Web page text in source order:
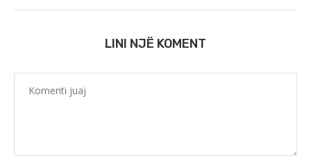
LINI NJË KOMENT